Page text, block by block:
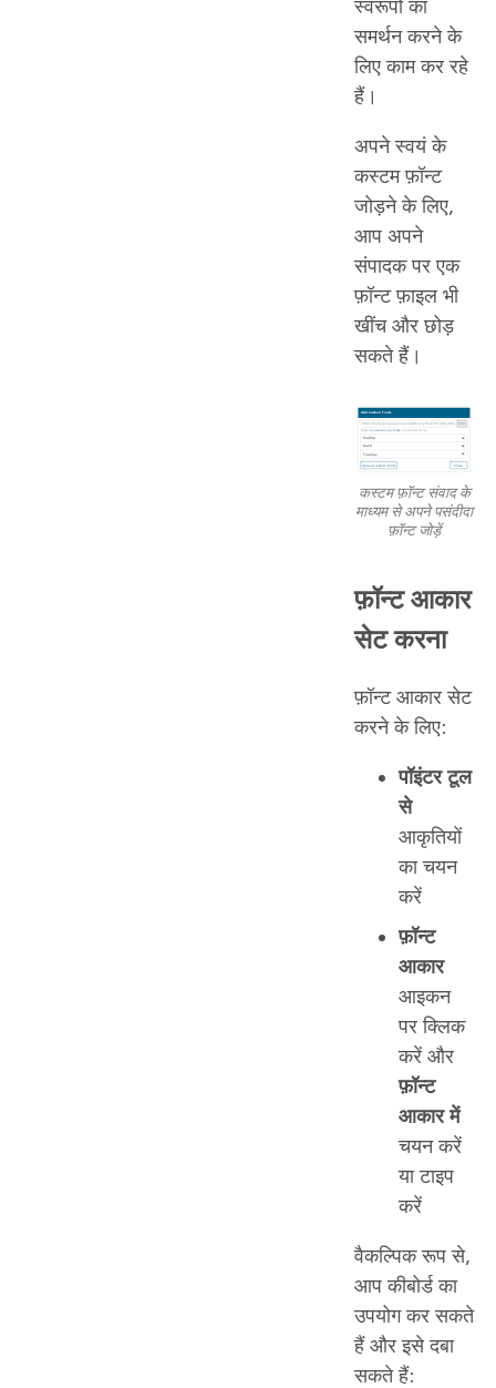
स्वरूपों का
समर्थन करने के
लिए काम कर रहे
हैं।
अपने स्वयं के
कस्टम फ़ॉन्ट
जोड़ने के लिए,
आप अपने
संपादक पर एक
फ़ॉन्ट फ़ाइल भी
खींच और छोड़
सकते हैं।
कस्टम फ़ॉन्ट संवाद के
माध्यम से अपने पसंदीदा
फ़ॉन्ट जोड़ें
फ़ॉन्ट आकार
सेट करना
फ़ॉन्ट आकार सेट
करने के लिए:
पॉइंटर टूल
से
आकृतियों
का चयन
करें
फ़ॉन्ट
आकार
आइकन
पर क्लिक
करें और
फ़ॉन्ट
आकार में
चयन करें
या टाइप
करें
वैकल्पिक रूप से,
आप कीबोर्ड का
उपयोग कर सकते
हैं और इसे दबा
सकते हैं: